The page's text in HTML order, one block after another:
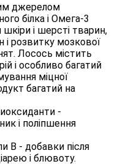
джерелом
білка і Омега-3
і шерсті тварин,
і розвитку мозкової
Лосось містить
і особливо багатий
міцної
багатий на
-
і поліпшення
В - добавки після
і блювоту.